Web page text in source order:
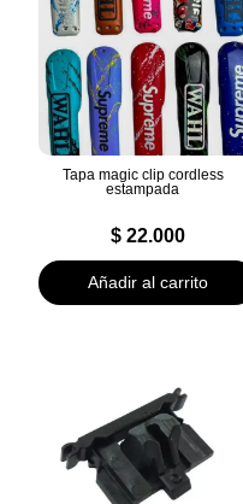
Tapa magic clip cordless
estampada
$22.000
Añadir al carrito